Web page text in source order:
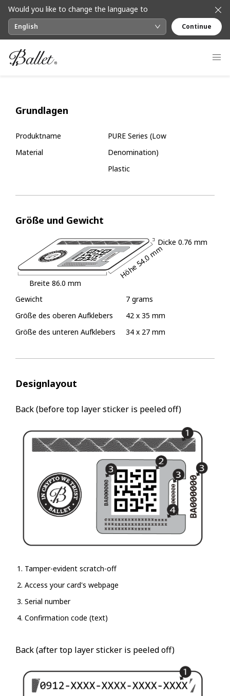
Would you like to change the language to
English Continue
Grundlagen
Produktname
Material
PURE Series (Low
Denomination)
Plastic
Größe und Gewicht
Breite 86.0 mm
Höhe
54.0 mm
Dicke 0.76 mm
Gewicht
Größe des oberen Aufklebers
Größe des unteren Aufklebers
7 grams
42 x 35 mm
34 x 27 mm
Designlayout
Back (before top layer sticker is peeled off)
Tamper-evident scratch-off
Access your card's webpage
Serial number
Confirmation code (text)
Back (after top layer sticker is peeled off)